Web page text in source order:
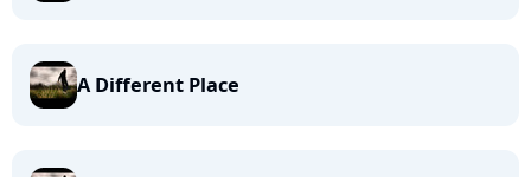
A Different Place